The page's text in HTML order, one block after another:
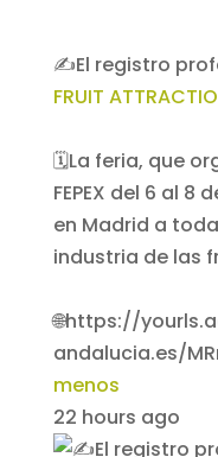
✍️El registro
FRUIT
🗓️La feria, que
FEPEX del 6 al
en Madrid a
industria de las
🌐https://
andalucia.es/
menos
22 hours ago